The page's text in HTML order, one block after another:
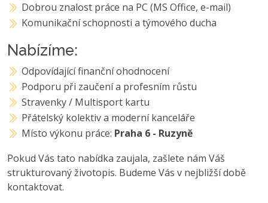
Dobrou znalost práce na PC (MS Office, e-mail)
Komunikační schopnosti a týmového ducha
Nabízíme:
Odpovídající finanční ohodnocení
Podporu při zaučení a profesním růstu
Stravenky / Multisport kartu
Přátelský kolektiv a moderní kanceláře
Místo výkonu práce: Praha 6 - Ruzyně
Pokud Vás tato nabídka zaujala, zašlete nám Váš
strukturovaný životopis. Budeme Vás v nejbližší době
kontaktovat.